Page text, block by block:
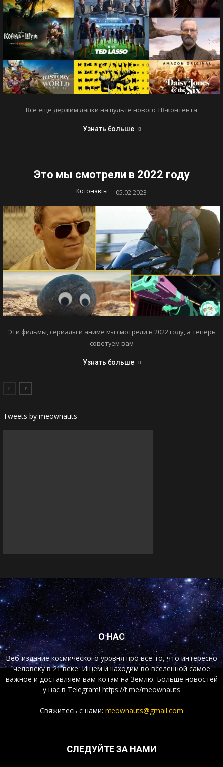
Все еще держим лапки на пульте нового ТВ-контента
Узнать больше
Это мы смотрели в 2022 году
Котонавты - 05.02.2023
Эти фильмы, сериалы и аниме мы смотрели в 2022 году, а теперь
советуем вам
Узнать больше
Tweets by meownauts
О НАС
Веб-издание космического уровня про все то, что интересно
человеку в 21 веке. Ищем и находим во вселенной самое
важное и доставляем вам-котам на Землю. Больше новостей
у нас в Telegram! https://t.me/meownauts
Свяжитесь с нами: meownauts@gmail.com
СЛЕДУЙТЕ ЗА НАМИ